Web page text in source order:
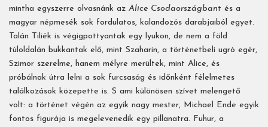
mintha egyszerre olvasnánk az Alice Csodaországbant és a
magyar népmesék sok fordulatos, kalandozós darabjaiból egyet.
Talán Tiliék is végigpottyantak egy lyukon, de nem a föld
túloldalán bukkantak elő, mint Szaharin, a történetbeli ugró egér,
Szimor szerelme, hanem mélyre merültek, mint Alice, és
próbálnak útra lelni a sok furcsaság és időnként félelmetes
találkozások közepette is. S ami különösen szívet melengető
volt: a történet végén az egyik nagy mester, Michael Ende egyik
fontos figurája is megelevenedik egy pillanatra. Fuhur, a